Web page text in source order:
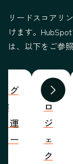
リードスコアリ
けます。
は、以下をご参
前へ 次へ
グ
運
ー
プ
ロ
ジ
ェ
ク